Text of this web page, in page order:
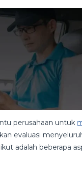
perusahaan untuk
evaluasi
adalah beberapa